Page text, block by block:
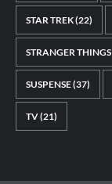
STAR TREK(22)
STRANGER THINGS
SUSPENSE(37)
TV(21)